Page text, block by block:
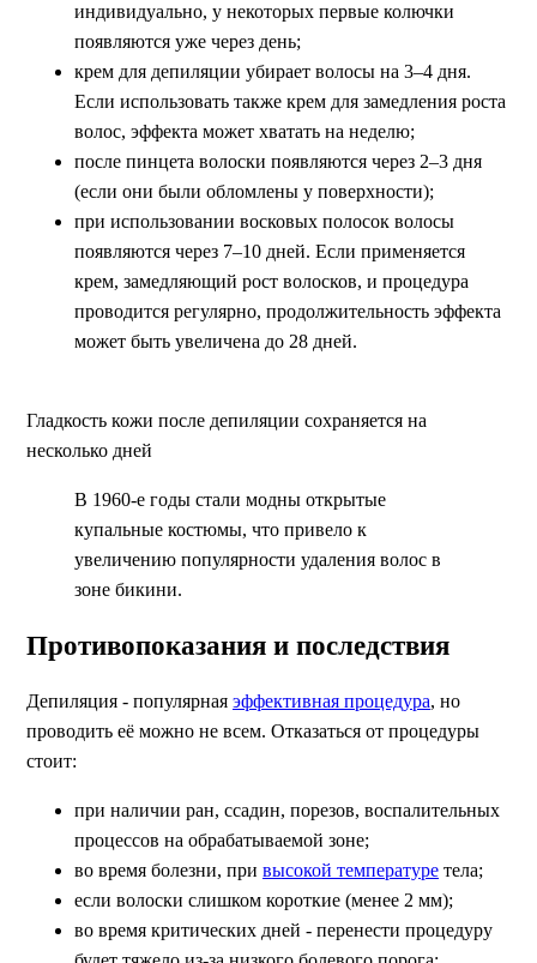
индивидуально, у некоторых первые колючки
появляются уже через день;
крем для депиляции убирает волосы на 3–4 дня.
Если использовать также крем для замедления роста
волос, эффекта может хватать на неделю;
после пинцета волоски появляются через 2–3 дня
(если они были обломлены у поверхности);
при использовании восковых полосок волосы
появляются через 7–10 дней. Если применяется
крем, замедляющий рост волосков, и процедура
проводится регулярно, продолжительность эффекта
может быть увеличена до 28 дней.
Гладкость кожи после депиляции сохраняется на
несколько дней
В 1960-е годы стали модны открытые
купальные костюмы, что привело к
увеличению популярности удаления волос в
зоне бикини.
Противопоказания и последствия
Депиляция - популярная эффективная процедура, но
проводить её можно не всем. Отказаться от процедуры
стоит:
при наличии ран, ссадин, порезов, воспалительных
процессов на обрабатываемой зоне;
во время болезни, при высокой температуре тела;
если волоски слишком короткие (менее 2 мм);
во время критических дней - перенести процедуру